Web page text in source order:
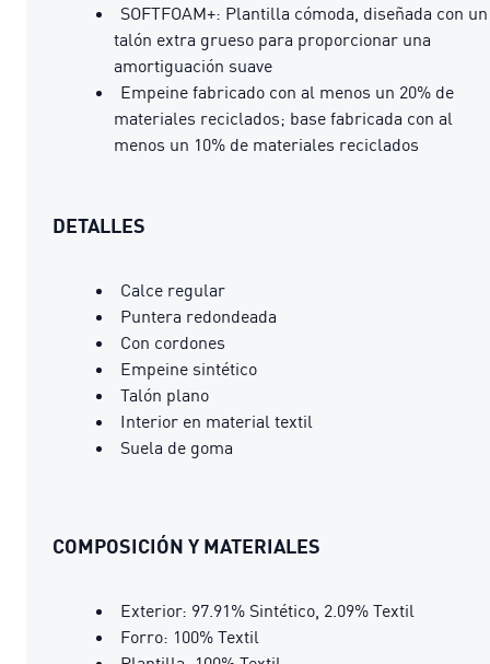
SOFTFOAM+: Plantilla cómoda, diseñada con un
talón extra grueso para proporcionar una
amortiguación suave
Empeine fabricado con al menos un 20% de
materiales reciclados; base fabricada con al
menos un 10% de materiales reciclados
DETALLES
Calce regular
Puntera redondeada
Con cordones
Empeine sintético
Talón plano
Interior en material textil
Suela de goma
COMPOSICIÓN Y MATERIALES
Exterior: 97.91% Sintético, 2.09% Textil
Forro: 100% Textil